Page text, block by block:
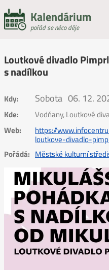
Kalendárium
pořád se něco děje
Loutkové divadlo
s nadílkou
Kdy: Sobota 06. 12.
Kde: Vodňany, Loutkové
Web:
https://
loutkove-divadlo-
Pořádá: Městské kulturní